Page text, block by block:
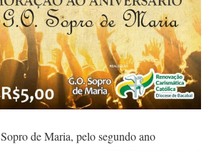
de Maria, pelo segundo ano